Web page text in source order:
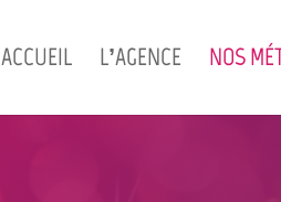
ACCUEIL L’AGENCE NOS